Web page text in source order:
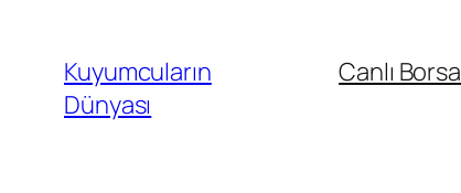
Kuyumcuların
Dünyası
Canlı Borsa